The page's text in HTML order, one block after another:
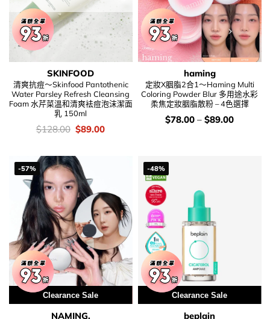
SKINFOOD
清爽抗痘～Skinfood Pantothenic
Water Parsley Refresh Cleansing
Foam 水芹菜溫和清爽袪痘泡沫潔面
乳 150ml
價
錢：
$128.00 Original
price
$128.00.
$89.00Current
haming
定妝X胭脂2合1～Haming Multi
Coloring Powder Blur 多用途水彩
柔焦定妝胭脂散粉 – 4色選擇
價
錢：
$78.00 – $89.00
-57%
Special Price
Clearance Sale
NAMING.
-48%
Clearance Sale
beplain